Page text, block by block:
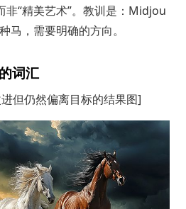
非“精美艺术”。教训是：Midjou
马，需要明确的方向。
词汇
但仍然偏离目标的结果图]